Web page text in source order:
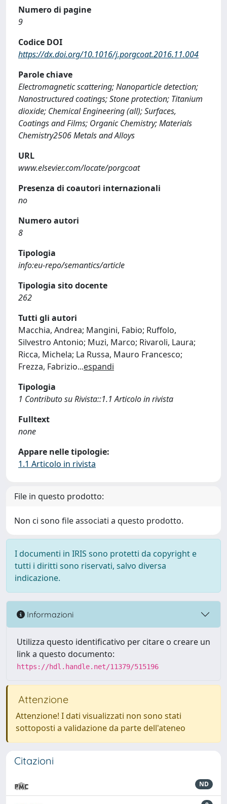
Numero di pagine
9
Codice DOI
https://dx.doi.org/10.1016/j.porgcoat.2016.11.004
Parole chiave
Electromagnetic scattering; Nanoparticle detection;
Nanostructured coatings; Stone protection; Titanium
dioxide; Chemical Engineering (all); Surfaces,
Coatings and Films; Organic Chemistry; Materials
Chemistry2506 Metals and Alloys
URL
www.elsevier.com/locate/porgcoat
Presenza di coautori internazionali
no
Numero autori
8
Tipologia
info:eu-repo/semantics/article
Tipologia sito docente
262
Tutti gli autori
Macchia, Andrea; Mangini, Fabio; Ruffolo,
Silvestro Antonio; Muzi, Marco; Rivaroli, Laura;
Ricca, Michela; La Russa, Mauro Francesco;
Frezza, Fabrizio...espandi
Tipologia
1 Contributo su Rivista::1.1 Articolo in rivista
Fulltext
none
Appare nelle tipologie:
1.1 Articolo in rivista
File in questo prodotto:
Non ci sono file associati a questo prodotto.
I documenti in IRIS sono protetti da copyright e
tutti i diritti sono riservati, salvo diversa
indicazione.
Informazioni
Utilizza questo identificativo per citare o creare un
link a questo documento:
https://hdl.handle.net/11379/515196
Attenzione
Attenzione! I dati visualizzati non sono stati
sottoposti a validazione da parte dell'ateneo
Citazioni
ND